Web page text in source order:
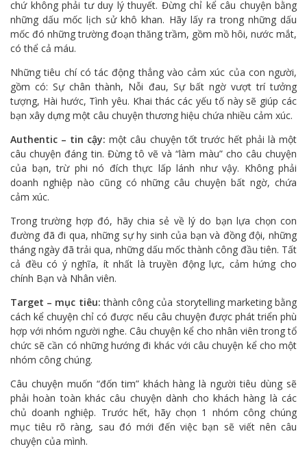
chứ không phải tư duy lý thuyết. Đừng chỉ kể câu chuyện bằng
những dấu mốc lịch sử khô khan. Hãy lấy ra trong những dấu
mốc đó những trường đoạn thăng trầm, gồm mồ hôi, nước mắt,
có thể cả máu.
Những tiêu chí có tác động thẳng vào cảm xúc của con người,
gồm có: Sự chân thành, Nỗi đau, Sự bất ngờ vượt trí tưởng
tượng, Hài hước, Tình yêu. Khai thác các yếu tố này sẽ giúp các
bạn xây dựng một câu chuyện thương hiệu chứa nhiều cảm xúc.
Authentic – tin cậy:một câu chuyện tốt trước hết phải là một
câu chuyện đáng tin. Đừng tô vẽ và “làm màu” cho câu chuyện
của bạn, trừ phi nó đích thực lấp lánh như vậy. Không phải
doanh nghiệp nào cũng có những câu chuyện bất ngờ, chứa
cảm xúc.
Trong trường hợp đó, hãy chia sẻ về lý do bạn lựa chọn con
đường đã đi qua, những sự hy sinh của bạn và đồng đội, những
tháng ngày đã trải qua, những dấu mốc thành công đầu tiên. Tất
cả đều có ý nghĩa, ít nhất là truyền động lực, cảm hứng cho
chính Bạn và Nhân viên.
Target – mục tiêu: thành công của storytelling marketing bằng
cách kể chuyện chỉ có được nếu câu chuyện được phát triển phù
hợp với nhóm người nghe. Câu chuyện kể cho nhân viên trong tổ
chức sẽ cần có những hướng đi khác với câu chuyện kể cho một
nhóm công chúng.
Câu chuyện muốn “đốn tim” khách hàng là người tiêu dùng sẽ
phải hoàn toàn khác câu chuyện dành cho khách hàng là các
chủ doanh nghiệp. Trước hết, hãy chọn 1 nhóm công chúng
mục tiêu rõ ràng, sau đó mới đến việc bạn sẽ viết nên câu
chuyện của mình.